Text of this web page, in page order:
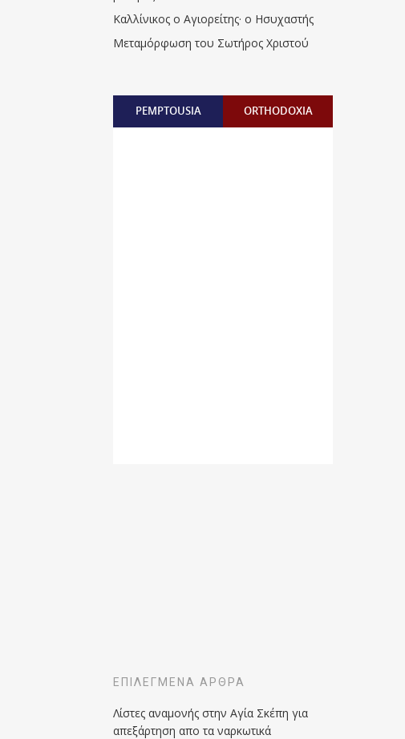
Καλλίνικος ο Αγιορείτης · ο Ησυχαστής
Μεταμόρφωση του Σωτήρος Χριστού
PEMPTOUSIA ORTHODOXIA
ΕΠΙΛΕΓΜΈΝΑ ΆΡΘΡΑ
Λίστες αναμονής στην Αγία Σκέπη για
απεξάρτηση απο τα ναρκωτικά